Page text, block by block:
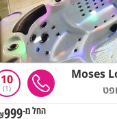
10
1
החל מ-₪999